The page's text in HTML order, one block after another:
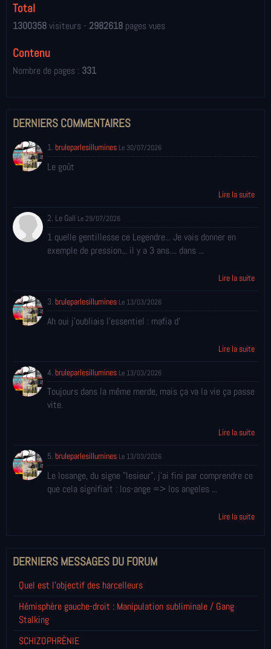
Total
1300358visiteurs - 2982618 pages vues
Contenu
Nombre de pages : 331
DERNIERS COMMENTAIRES
1. bruleparlesillumines Le 30/07/2026
Le goût
Lire la suite
2. Le Gall Le 29/07/2026
1 quelle gentillesse ce Legendre... Je vais donner en
exemple de pression... il y a 3 ans.... dans ...
Lire la suite
3. bruleparlesillumines Le 13/03/2026
Ah oui j'oubliais l'essentiel : mafia d'
Lire la suite
4. bruleparlesillumines Le 13/03/2026
Toujours dans la même merde, mais ça va la vie ça passe
vite.
Lire la suite
5. bruleparlesillumines Le 13/03/2026
Le losange, du signe "lesieur", j'ai fini par comprendre ce
que cela signifiait : los-ange => los angeles ...
Lire la suite
DERNIERS MESSAGES DU FORUM
Quel est l'objectif des harcelleurs
Hémisphère gauche-droit : Manipulation subliminale / Gang
Stalking
SCHIZOPHRÈNIE